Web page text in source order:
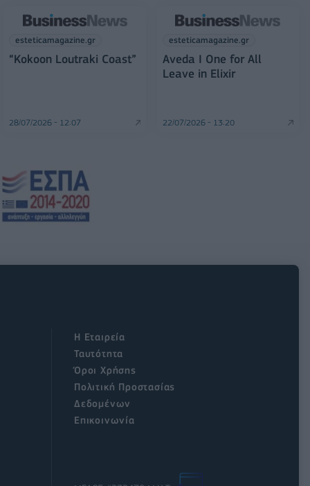
esteticamagazine.gr
“Kokoon Loutraki Coast”
28/07/2026 - 12:07
esteticamagazine.gr
Aveda I One for All
Leave in Elixir
22/07/2026 - 13:20
Η Εταιρεία
Ταυτότητα
Όροι Χρήσης
Πολιτική Προστασίας
Δεδομένων
Επικοινωνία